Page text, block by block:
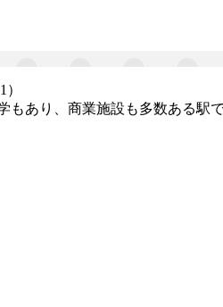
もあり、商業施設も多数ある